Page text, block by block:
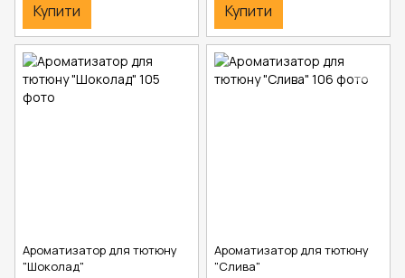
Купити Купити
Ароматизатор для тютюну
"Шоколад"
Ароматизатор для тютюну
"Слива"